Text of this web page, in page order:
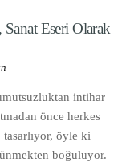
Eseri Olarak
intihar
önce herkes
öyle ki
boğuluyor.